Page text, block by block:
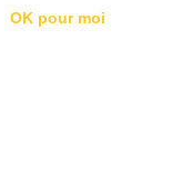
OK pour moi